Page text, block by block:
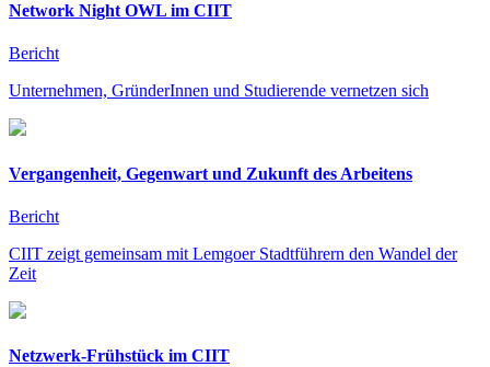
Network Night OWL im CIIT
Bericht
Unternehmen, GründerInnen und Studierende vernetzen sich
Vergangenheit, Gegenwart und Zukunft des Arbeitens
Bericht
CIIT zeigt gemeinsam mit Lemgoer Stadtführern den Wandel der
Zeit
Netzwerk-Frühstück im CIIT